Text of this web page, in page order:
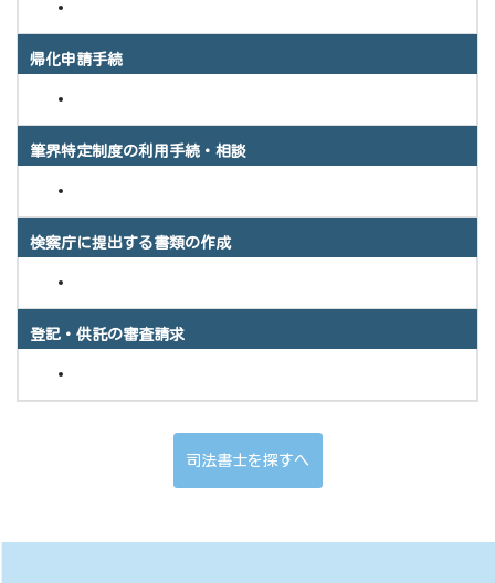
帰化申請手続
筆界特定制度の利用手続・相談
検察庁に提出する書類の作成
登記・供託の審査請求
司法書士を探すへ